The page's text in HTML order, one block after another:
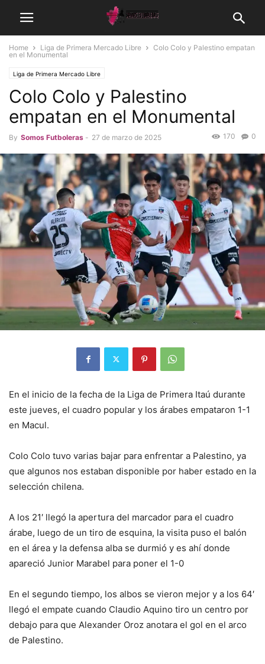
Home Liga de Primera Mercado Libre
Colo Colo y Palestino empatan
en el Monumental
Liga de Primera Mercado Libre
Colo Colo y Palestino
empatan en el Monumental
By Somos Futboleras - 27 de marzo de 2025 0
170
En el inicio de la fecha de la Liga de Primera Itaú durante
este jueves, el cuadro popular y los árabes empataron 1-1
en Macul.
Colo Colo tuvo varias bajar para enfrentar a Palestino, ya
que algunos nos estaban disponible por haber estado en la
selección chilena.
A los 21′ llegó la apertura del marcador para el cuadro
árabe, luego de un tiro de esquina, la visita puso el balón
en el área y la defensa alba se durmió y es ahí donde
apareció Junior Marabel para poner el 1-0
En el segundo tiempo, los albos se vieron mejor y a los 64′
llegó el empate cuando Claudio Aquino tiro un centro por
debajo para que Alexander Oroz anotara el gol en el arco
de Palestino.